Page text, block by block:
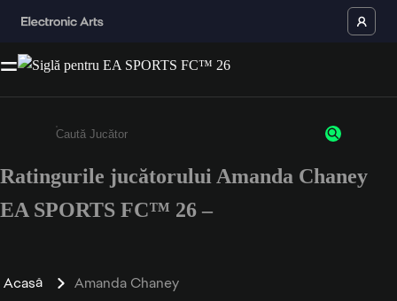
Enter a minimum of 3 characters or numbers
Ratingurile jucătorului Amanda Chaney
EA SPORTS FC™ 26 –
Acasă Amanda Chaney